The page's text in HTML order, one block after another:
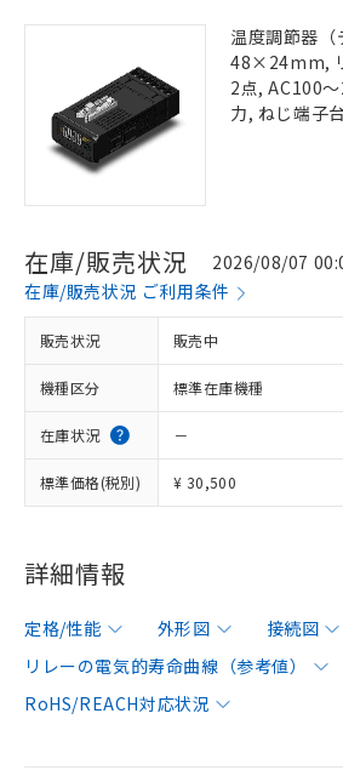
温度調節器（
48×24mm,
2点, AC100
力, ねじ端子
在庫/販売状況
2026/08/07
在庫/販売状況 ご利用条件
販売状況 販売中
機種区分 標準在庫機種
在庫状況 －
標準価格(税別) ¥ 30,500
詳細情報
定格/性能 外形図 接続図
リレーの電気的寿命曲線（参考値）
RoHS/REACH対応状況